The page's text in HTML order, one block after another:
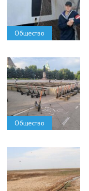
Общество
Общество